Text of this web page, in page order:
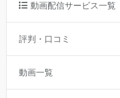
動画配信サービス一覧
評判・口コミ
動画一覧